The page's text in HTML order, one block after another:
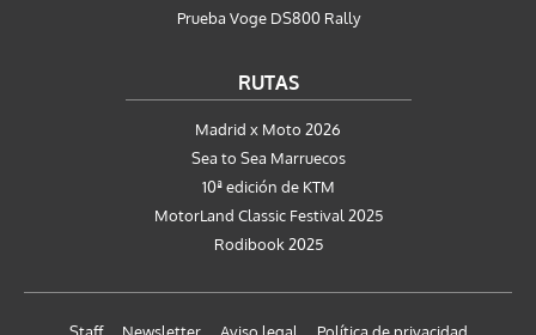
Prueba Voge DS800 Rally
RUTAS
Madrid x Moto 2026
Sea to Sea Marruecos
10ª edición de KTM
MotorLand Classic Festival 2025
Rodibook 2025
Staff Newsletter Aviso legal Política de privacidad